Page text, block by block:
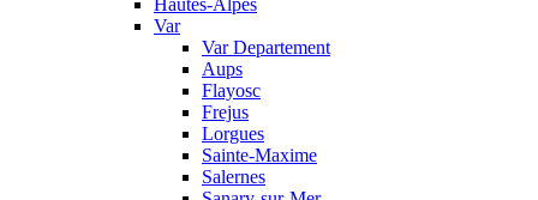
Hautes-Alpes
Var
Var Departement
Aups
Flayosc
Frejus
Lorgues
Sainte-Maxime
Salernes